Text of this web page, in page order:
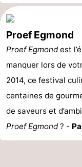
Proef Egmond
Proef Egmondest
manquer lors de
2014, ce festival
centaines de
de saveurs et
Proef Egmond? -